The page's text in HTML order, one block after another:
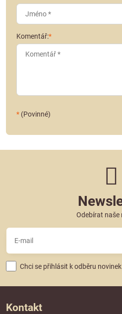
Komentář:*
* (Povinné)
Odebírat naše
Chci se přihlásit k odběru
Kontakt